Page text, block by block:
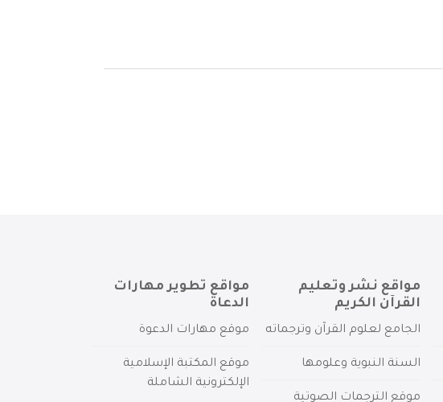
مواقع نشر وتعليم
القرآن الكريم
الجامع لعلوم القرآن وترجماته
السنة النبوية وعلومها
موقع الترجمات الصوتية
مواقع تطوير مهارات
الدعاة
موقع مهارات الدعوة
موقع المكتبة الإسلامية
الإلكترونية الشاملة